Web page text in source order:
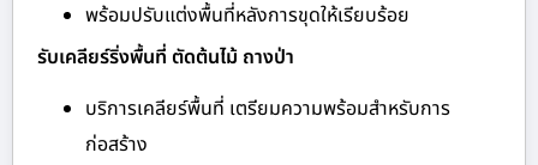
พร้อมปรับแต่งพื้นที่หลังการขุดให้เรียบร้อย
รับเคลียร์ริ่งพื้นที่ ตัดต้นไม้ ถางป่า
บริการเคลียร์พื้นที่ เตรียมความพร้อมสำหรับการ
ก่อสร้าง